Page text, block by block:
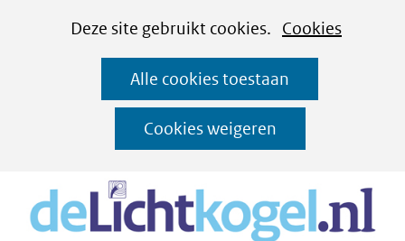
CookiesDeze site gebruikt cookies. Cookies
deze
Alle cookies toestaan
Cookies weigeren
Ga
naar
de
inhoud